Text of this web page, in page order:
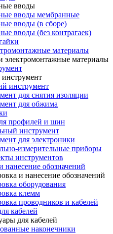
вводы
вводы мембранные
вводы (в сборе)
вводы (без контрагаек)
материалы
электромонтажные материалы
инструмент
для снятия изоляции
для обжима
профилей и шин
инструмент
для электроники
измерительные приборы
инструментов
нанесение обозначений
и нанесение обозначений
оборудования
клемм
проводников и кабелей
кабелей
для кабелей
наконечники